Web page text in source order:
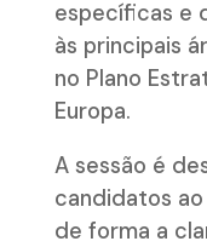
específicas e
às principais
no Plano
Europa.
A sessão é
candidatos
de forma a